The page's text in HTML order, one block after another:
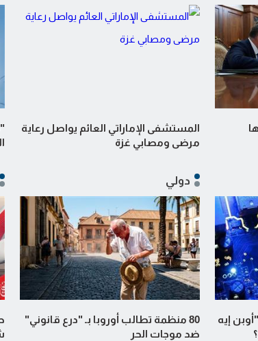
المستشفى الإماراتي العائم يواصل رعاية
مرضى ومصابي غزة
إيه
دولي
80 منظمة تطالب أوروبا بـ "درع قانوني"
ضد موجات الحر